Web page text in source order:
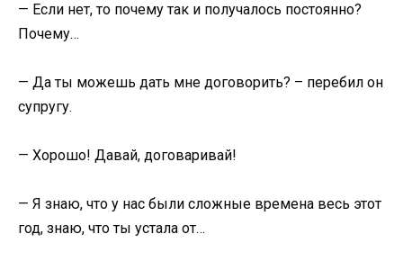
— Если нет, то почему так и получалось постоянно?
Почему…
— Да ты можешь дать мне договорить? – перебил он
супругу.
— Хорошо! Давай, договаривай!
— Я знаю, что у нас были сложные времена весь этот
год, знаю, что ты устала от…